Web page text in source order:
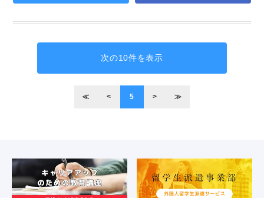
次の10件を表示
≪ < 5 > ≫